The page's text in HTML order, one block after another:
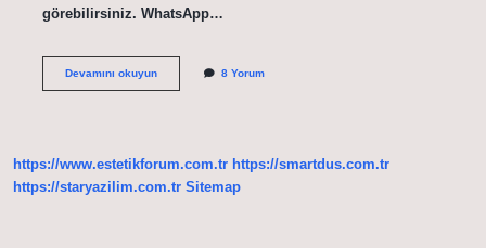
görebilirsiniz. WhatsApp…
Devamını okuyunÇıkartma
8 Yorum
https://www.estetikforum.com.tr https://smartdus.com.tr
https://staryazilim.com.tr Sitemap